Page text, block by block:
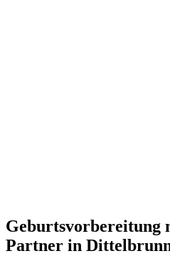
Geburtsvorbereitung
Partner in